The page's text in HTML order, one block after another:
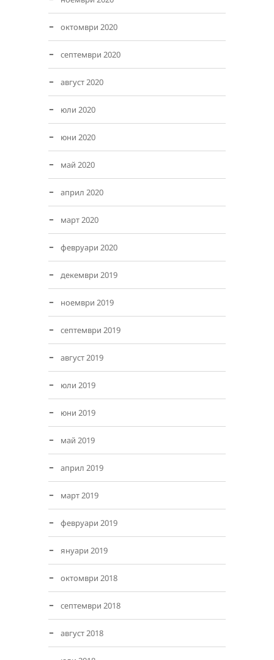
октомври 2020
септември 2020
август 2020
юли 2020
юни 2020
май 2020
април 2020
март 2020
февруари 2020
декември 2019
ноември 2019
септември 2019
август 2019
юли 2019
юни 2019
май 2019
април 2019
март 2019
февруари 2019
януари 2019
октомври 2018
септември 2018
август 2018